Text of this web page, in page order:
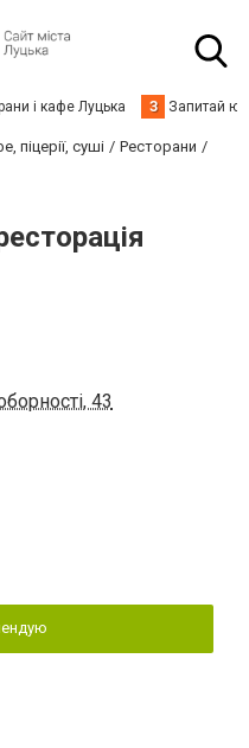
і кафе Луцька З Запитай
піцерії, суші
Ресторани
43